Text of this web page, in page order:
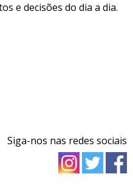
e decisões do dia a dia.
Siga-nos nas redes sociais